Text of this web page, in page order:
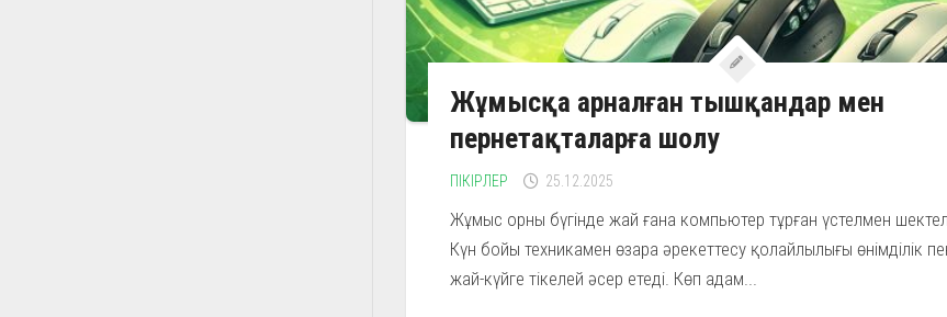
Жұмысқа арналған тышқандар мен
пернетақталарға шолу
ПІКІРЛЕР 25.12.2025
Жұмыс орны бүгінде жай ғана компьютер тұрған үстелмен
Күн бойы техникамен өзара әрекеттесу қолайлылығы өнімділік
жай-күйге тікелей әсер етеді. Көп адам...